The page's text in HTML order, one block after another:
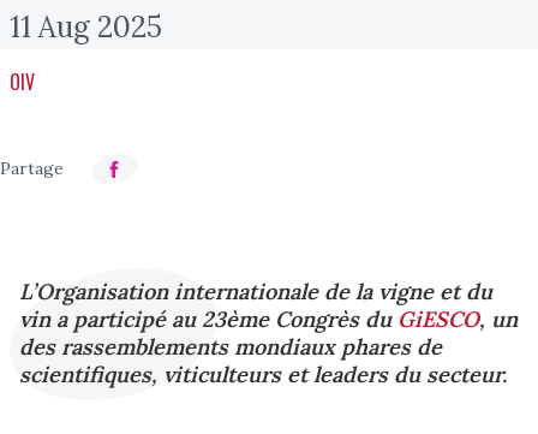
11 Aug 2025
OIV
L’Organisation internationale de la vigne et du
vin a participé au 23ème Congrès du GiESCO, un
des rassemblements mondiaux phares de
scientifiques, viticulteurs et leaders du secteur.